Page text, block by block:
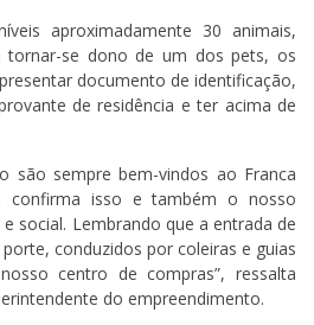
aproximadamente 30 animais,
tornar-se dono de um dos pets, os
documento de identificação,
de residência e ter acima de
são sempre bem-vindos ao Franca
confirma isso e também o nosso
social. Lembrando que a entrada de
conduzidos por coleiras e guias
centro de compras”, ressalta
do empreendimento.